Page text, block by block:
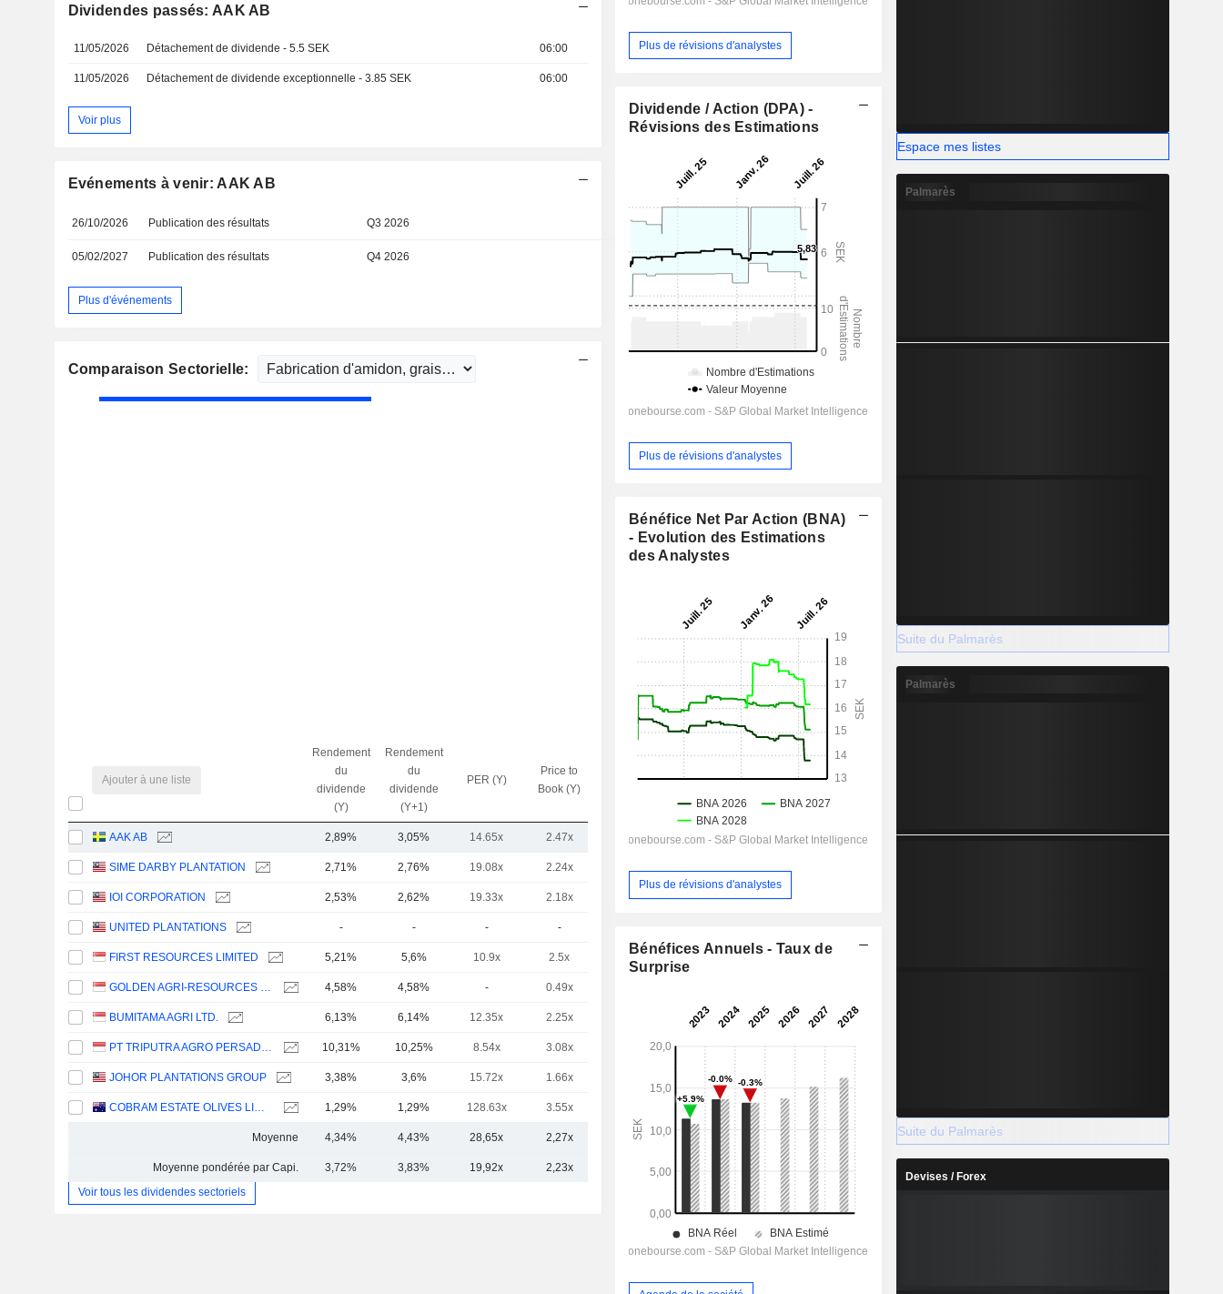
Dividendes passés: AAK AB
11/05/2026 Détachement de dividende - 5.5 SEK 06:00
11/05/2026 Détachement de dividende exceptionnelle - 3.85 SEK 06:00
Voir plus
Evénements à venir: AAK AB
26/10/2026 Publication des résultats Q3 2026
05/02/2027 Publication des résultats Q4 2026 Jour
Plus d'événements
Comparaison Sectorielle:
Ajouter à une liste
Rendement
du
dividende
(Y)
Rendement
du
dividende
(Y+1)
PER (Y)
Price to
Book (Y)
VE / CA (Y)
AAK AB 2,89% 3,05% 14.65x 2.47x 1.21x
SIME DARBY PLANTATION 2,71% 2,76% 19.08x 2.24x
IOI CORPORATION 2,53% 2,62% 19.33x 2.18x 2.59x
UNITED PLANTATIONS - - - -
FIRST RESOURCES LIMITED 5,21% 5,6% 10.9x 2.5x 2.82x
GOLDEN AGRI-RESOURCES LTD 4,58% 4,58% - 0.49x
BUMITAMA AGRI LTD. 6,13% 6,14% 12.35x 2.25x
PT TRIPUTRA AGRO PERSADA TBK 10,31% 10,25% 8.54x 3.08x
JOHOR PLANTATIONS GROUP 3,38% 3,6% 15.72x 1.66x
COBRAM ESTATE OLIVES LIMITED 1,29% 1,29% 128.63x 3.55x
Moyenne 4,34% 4,43% 28,65x 2,27x 2,89x
Moyenne pondérée par Capi. 3,72% 3,83% 19,92x 2,23x
Voir tous les dividendes sectoriels
Plus de révisions d'analystes
Dividende / Action (DPA) -
Révisions des Estimations
Plus de révisions d'analystes
Bénéfice Net Par Action (BNA)
- Evolution des Estimations
des Analystes
Plus de révisions d'analystes
Bénéfices Annuels - Taux de
Surprise
Espace mes listes
Palmarès
Suite du Palmarès
Palmarès
Suite du Palmarès
Devises / Forex